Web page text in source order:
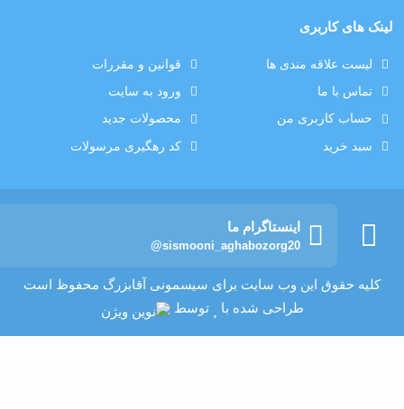
لینک های کاربری
لیست علاقه مندی ها قوانین و مقررات
تماس با ما ورود به سایت
حساب کاربری من محصولات جدید
سبد خرید کد رهگیری مرسولات
کلیه حقوق این وب سایت برای سیسمونی آقابزرگ محفوظ است
طراحی شده با
توسط
اینستاگرام ما
@sismooni_aghabozorg20